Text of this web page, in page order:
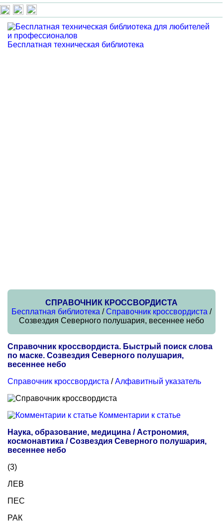
Бесплатная техническая библиотека
СПРАВОЧНИК КРОССВОРДИСТА
Бесплатная библиотека /Справочник кроссвордиста /
Созвездия Северного полушария, весеннее небо
Справочник кроссвордиста. Быстрый поиск слова
по маске. Созвездия Северного полушария,
весеннее небо
Справочник кроссвордиста /Алфавитный указатель
Комментарии к статье
Наука, образование, медицина / Астрономия,
космонавтика / Созвездия Северного полушария,
весеннее небо
(3)
ЛЕВ
ПЕС
РАК